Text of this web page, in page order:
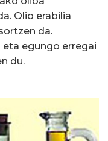
Olio erabilia
da.
egungo erregai
du.